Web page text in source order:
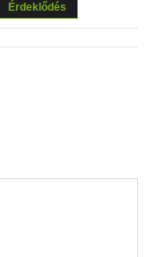
Érdeklődés